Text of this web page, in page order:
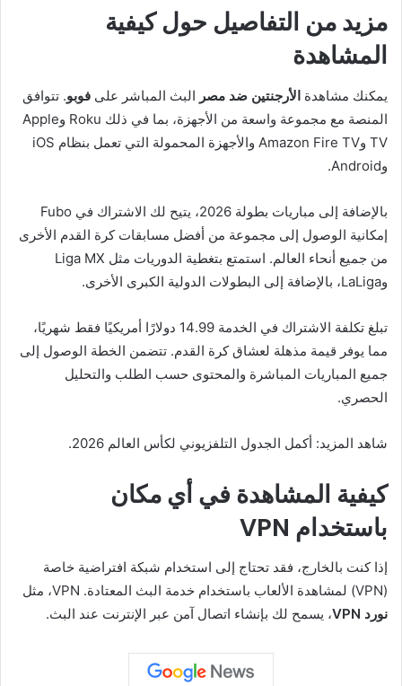
مزيد من التفاصيل حول كيفية
المشاهدة
يمكنك مشاهدة الأرجنتين ضد مصر البث المباشر على فوبو. تتوافق
المنصة مع مجموعة واسعة من الأجهزة، بما في ذلك Roku وApple
TV وAmazon Fire TV والأجهزة المحمولة التي تعمل بنظام iOS
وAndroid.
بالإضافة إلى مباريات بطولة 2026، يتيح لك الاشتراك في Fubo
إمكانية الوصول إلى مجموعة من أفضل مسابقات كرة القدم الأخرى
من جميع أنحاء العالم. استمتع بتغطية الدوريات مثل Liga MX
وLaLiga، بالإضافة إلى البطولات الدولية الكبرى الأخرى.
تبلغ تكلفة الاشتراك في الخدمة 14.99 دولارًا أمريكيًا فقط شهريًا،
مما يوفر قيمة مذهلة لعشاق كرة القدم. تتضمن الخطة الوصول إلى
جميع المباريات المباشرة والمحتوى حسب الطلب والتحليل
الحصري.
شاهد المزيد: أكمل الجدول التلفزيوني لكأس العالم 2026.
كيفية المشاهدة في أي مكان
باستخدام VPN
إذا كنت بالخارج، فقد تحتاج إلى استخدام شبكة افتراضية خاصة
(VPN) لمشاهدة الألعاب باستخدام خدمة البث المعتادة. VPN، مثل
نورد VPN
، يسمح لك بإنشاء اتصال آمن عبر الإنترنت عند البث.